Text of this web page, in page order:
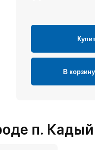
В корзину
п. Кадый